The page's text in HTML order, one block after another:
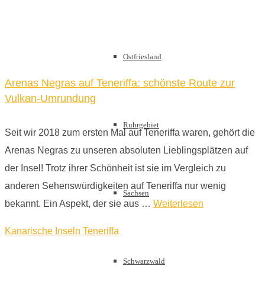
Ostfriesland
Ruhrgebiet
Sachsen
Schwarzwald
Arenas Negras auf Teneriffa: schönste Route zur
Vulkan-Umrundung
Seit wir 2018 zum ersten Mal auf Teneriffa waren, gehört die
Arenas Negras zu unseren absoluten Lieblingsplätzen auf
der Insel! Trotz ihrer Schönheit ist sie im Vergleich zu
anderen Sehenswürdigkeiten auf Teneriffa nur wenig
bekannt. Ein Aspekt, der sie aus … Weiterlesen
Kanarische Inseln Teneriffa